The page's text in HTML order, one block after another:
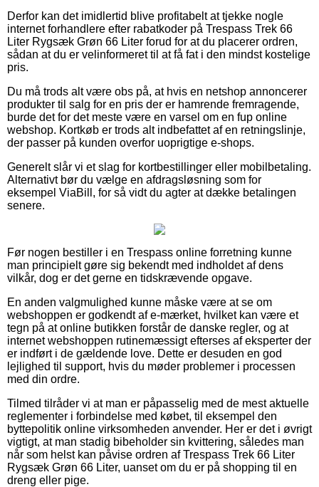
Derfor kan det imidlertid blive profitabelt at tjekke nogle
internet forhandlere efter rabatkoder på Trespass Trek 66
Liter Rygsæk Grøn 66 Liter forud for at du placerer ordren,
sådan at du er velinformeret til at få fat i den mindst kostelige
pris.
Du må trods alt være obs på, at hvis en netshop annoncerer
produkter til salg for en pris der er hamrende fremragende,
burde det for det meste være en varsel om en fup online
webshop. Kortkøb er trods alt indbefattet af en retningslinje,
der passer på kunden overfor uoprigtige e-shops.
Generelt slår vi et slag for kortbestillinger eller mobilbetaling.
Alternativt bør du vælge en afdragsløsning som for
eksempel ViaBill, for så vidt du agter at dække betalingen
senere.
Før nogen bestiller i en Trespass online forretning kunne
man principielt gøre sig bekendt med indholdet af dens
vilkår, dog er det gerne en tidskrævende opgave.
En anden valgmulighed kunne måske være at se om
webshoppen er godkendt af e-mærket, hvilket kan være et
tegn på at online butikken forstår de danske regler, og at
internet webshoppen rutinemæssigt efterses af eksperter der
er indført i de gældende love. Dette er desuden en god
lejlighed til support, hvis du møder problemer i processen
med din ordre.
Tilmed tilråder vi at man er påpasselig med de mest aktuelle
reglementer i forbindelse med købet, til eksempel den
byttepolitik online virksomheden anvender. Her er det i øvrigt
vigtigt, at man stadig bibeholder sin kvittering, således man
når som helst kan påvise ordren af Trespass Trek 66 Liter
Rygsæk Grøn 66 Liter, uanset om du er på shopping til en
dreng eller pige.